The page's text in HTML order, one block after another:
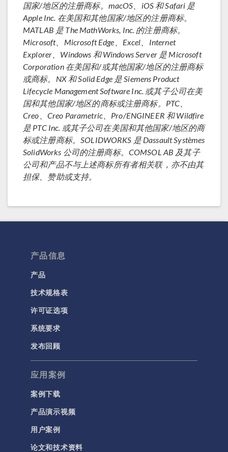
国家/地区的注册商标。macOS、iOS 和 Safari 是
Apple Inc. 在美国和其他国家/地区的注册商标。
MATLAB 是 The MathWorks, Inc. 的注册商标。
Microsoft、Microsoft Edge、Excel、Internet
Explorer、Windows 和 Windows Server 是 Microsoft
Corporation 在美国和/或其他国家/地区的注册商标
或商标。NX 和 Solid Edge 是 Siemens Product
Lifecycle Management Software Inc. 或其子公司在美
国和其他国家/地区的商标或注册商标。PTC、
Creo、Creo Parametric、Pro/ENGINEER 和 Wildfire
是 PTC Inc. 或其子公司在美国和其他国家/地区的商
标或注册商标。SOLIDWORKS 是 Dassault Systèmes
SolidWorks 公司的注册商标。COMSOL AB 及其子
公司和产品不与上述商标所有者相关联，亦不由其
担保、赞助或支持。
产品信息
产品
技术规格表
许可证选项
系统要求
发布回顾
应用案例
案例下载
产品演示视频
用户案例
论文和技术资料